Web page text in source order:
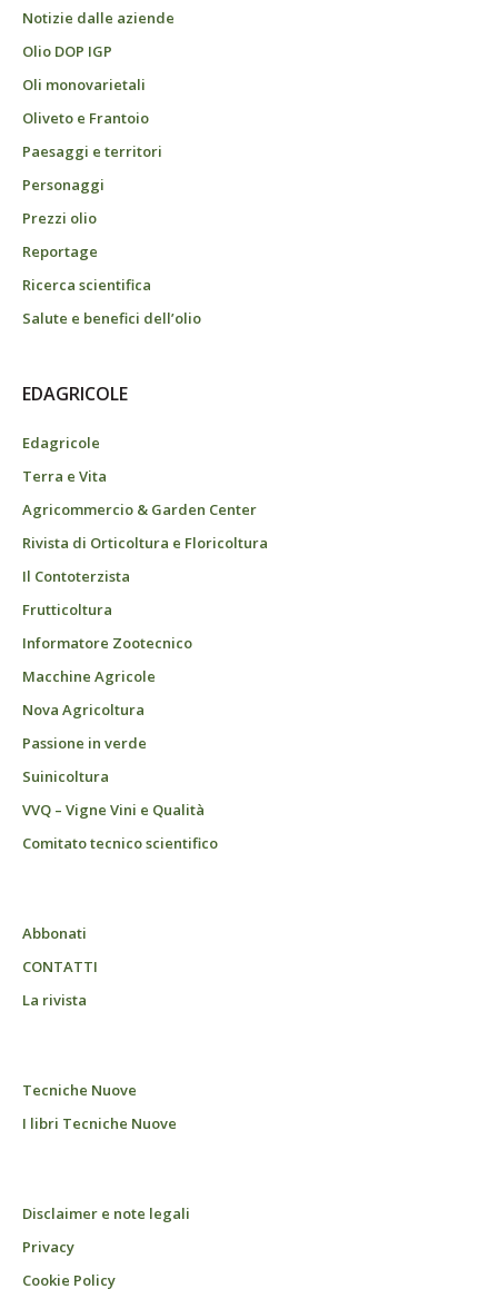
Notizie dalle aziende
Olio DOP IGP
Oli monovarietali
Oliveto e Frantoio
Paesaggi e territori
Personaggi
Prezzi olio
Reportage
Ricerca scientifica
Salute e benefici dell’olio
EDAGRICOLE
Edagricole
Terra e Vita
Agricommercio & Garden Center
Rivista di Orticoltura e Floricoltura
Il Contoterzista
Frutticoltura
Informatore Zootecnico
Macchine Agricole
Nova Agricoltura
Passione in verde
Suinicoltura
VVQ – Vigne Vini e Qualità
Comitato tecnico scientifico
Abbonati
CONTATTI
La rivista
Tecniche Nuove
I libri Tecniche Nuove
Disclaimer e note legali
Privacy
Cookie Policy